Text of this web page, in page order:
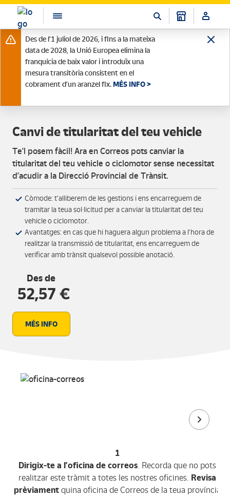
Des de l’1 juliol de 2026, i fins a la mateixa
data de 2028, la Unió Europea elimina la
franquícia de baix valor i introduïx una
mesura transitòria consistent en el
cobrament d’un aranzel fix. MÉS INFO >
Canvi de titularitat del teu vehicle
Te'l posem fàcil! Ara en Correos pots canviar la
titularitat del teu vehicle o ciclomotor sense necessitat
d’acudir a la Direcció Provincial de Trànsit.
Còmode: t’alliberem de les gestions i ens encarreguem de
tramitar la teua sol·licitud per a canviar la titularitat del teu
vehicle o ciclomotor.
Avantatges: en cas que hi haguera algun problema a l’hora de
realitzar la transmissió de titularitat, ens encarreguem de
verificar amb trànsit qualsevol possible anotació.
Des de
52,57 €
MÉS INFO
1
Dirigix-te a l’oficina de correos. Recorda que no pots
realitzar este tràmit a totes les nostres oficines. Revisa
prèviamentquina oficina de Correos de la teua província